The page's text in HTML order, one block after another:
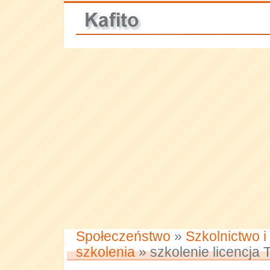
Społeczeństwo » Szkolnictwo
szkolenia» szkolenie licencja